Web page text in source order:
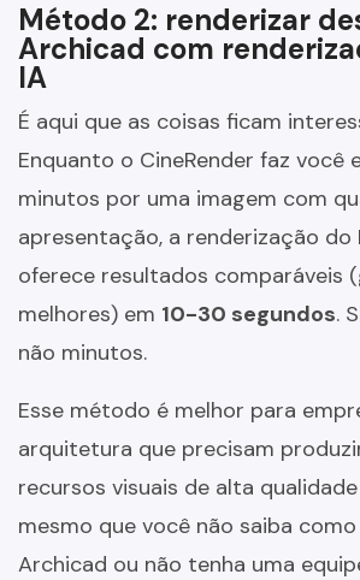
Método 2: renderizar
Archicad com
IA
É aqui que as coisas ficam
Enquanto o CineRender faz você
minutos por uma imagem com
apresentação, a renderização
oferece resultados comparáveis
melhores) em 10-30 segundos.
não minutos.
Esse método é melhor para
arquitetura que precisam
recursos visuais de alta
mesmo que você não saiba
Archicad ou não tenha uma